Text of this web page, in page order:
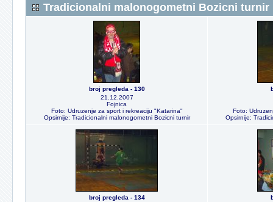
Tradicionalni malonogometni Bozicni turnir
broj pregleda - 130
21.12.2007
Fojnica
Foto: Udruzenje za sport i rekreaciju "Katarina"
Opsirnije: Tradicionalni malonogometni Bozicni turnir
Foto:
Opsirnije:
broj pregleda - 134